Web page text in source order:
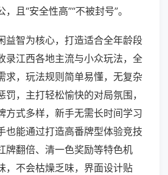
且“安全性高”“不被封号”。
益智为核心，打造适合全年龄段
录江西各地主流与小众玩法，全
求，玩法规则简单易懂，无复杂
，主打轻松愉快的对局氛围，
方式多样，新手无需长时间学习
也能通过打造高番牌型体验竞技
牌翻倍、清一色奖励等特色机
，不会枯燥乏味，界面设计贴